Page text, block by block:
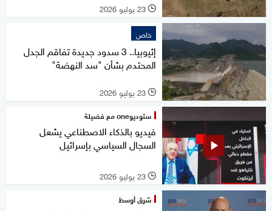
l 23 يوليو 2026
خاص
إثيوبيا.. 3 سدود جديدة تفاقم الجدل
المحتدم بشأن "سد النهضة"
l 23 يوليو 2026
ستوديوone مع فضيلة
فيديو بالذكاء الاصطناعي يشعل
السجال السياسي بإسرائيل
l 23 يوليو 2026
شرق أوسط